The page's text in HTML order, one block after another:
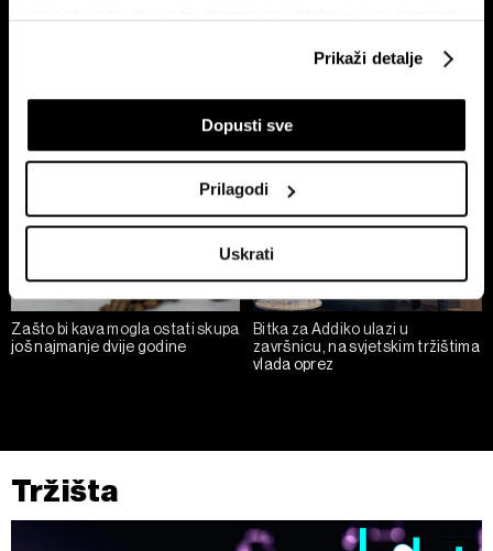
If you allow, we would also like to:
Collect information about your geographical
Identify your device by actively scanning it for
specific characteristics (fingerprinting)
Find out more about how your personal data is processed
and set your preferences in thedetails section.
Zajednički voditelji obrade su HD-WIN ARENA SPORT
ažurirati klikom na „Prikaži detalje“. Privolu možete u bilo
kojem trenutku povući bez negativnih posljedica.
Prikaži detalje
Dopusti sve
Prilagodi
Uskrati
Zašto bi kava mogla ostati skupa
još najmanje dvije godine
Bitka za Addiko ulazi u
završnicu, na svjetskim tržištima
vlada oprez
Tržišta